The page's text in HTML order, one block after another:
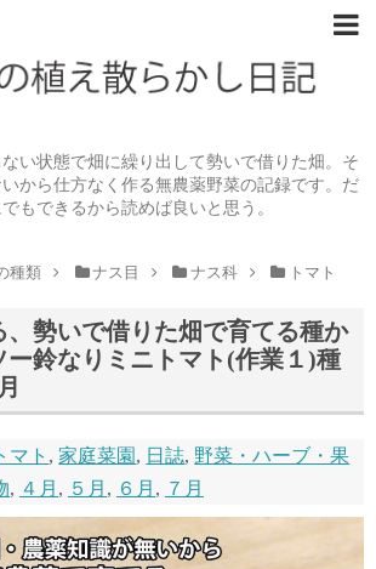
い状態で畑に繰り出して勢いで借りた畑。そ
から仕方なく作る無農薬野菜の記録です。だ
もできるから読めば良いと思う。
種類 ナス目 ナス科 トマト
、勢いで借りた畑で育てる種か
ー鈴なりミニトマト(作業１)種
マト ,家庭菜園 , 日誌, 野菜・ハーブ・果
, ４月 , ５月 , ６月 , ７月